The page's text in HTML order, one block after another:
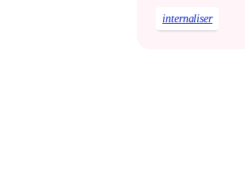
internaliser